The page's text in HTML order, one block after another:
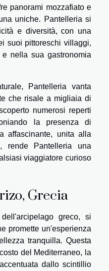
panorami mozzafiato e
uniche. Pantelleria si
e diversità, con una
suoi pittoreschi villaggi,
nella sua gastronomia
Pantelleria vanta
che risale a migliaia di
numerosi reperti
la presenza di
affascinante, unita alla
rende Pantelleria una
viaggiatore curioso
Grecia
greco, si
promette un'esperienza
tranquilla. Questa
del Mediterraneo, la
dallo scintillio